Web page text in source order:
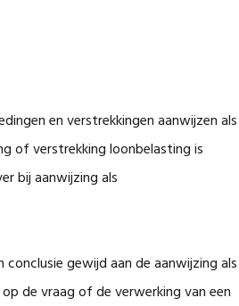
en verstrekkingen aanwijzen als
of verstrekking loonbelasting is
bij aanwijzing als
gewijd aan de aanwijzing als
de vraag of de verwerking van een